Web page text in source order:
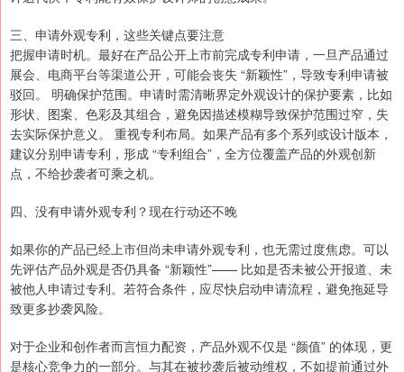
三、申请外观专利，这些关键点要注意
把握申请时机。最好在产品公开上市前完成专利申请，一旦产品通过
展会、电商平台等渠道公开，可能会丧失 “新颖性”，导致专利申请被
驳回。 明确保护范围。申请时需清晰界定外观设计的保护要素，比如
形状、图案、色彩及其组合，避免因描述模糊导致保护范围过窄，失
去实际保护意义。 重视专利布局。如果产品有多个系列或设计版本，
建议分别申请专利，形成 “专利组合”，全方位覆盖产品的外观创新
点，不给抄袭者可乘之机。
四、没有申请外观专利？现在行动还不晚
如果你的产品已经上市但尚未申请外观专利，也无需过度焦虑。可以
先评估产品外观是否仍具备 “新颖性”—— 比如是否未被公开报道、未
被他人申请过专利。若符合条件，应尽快启动申请流程，避免拖延导
致更多抄袭风险。
对于企业和创作者而言恒力配资，产品外观不仅是 “颜值” 的体现，更
是核心竞争力的一部分。与其在被抄袭后被动维权，不如提前通过外